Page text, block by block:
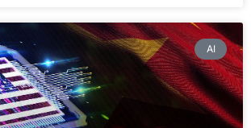
AI